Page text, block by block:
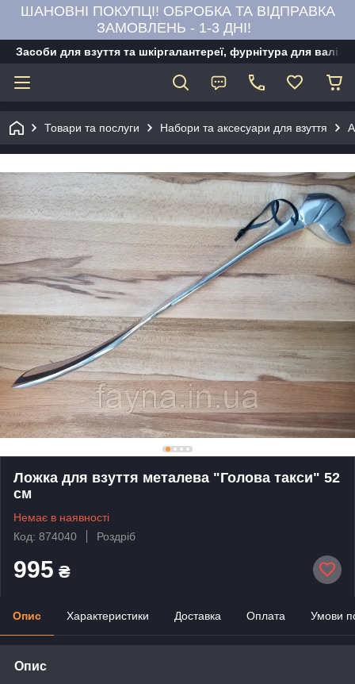
ШАНОВНІ ПОКУПЦІ! ОБРОБКА ТА ВІДПРАВКА
ЗАМОВЛЕНЬ - 1-3 ДНІ!
Засоби для взуття та шкіргалантереї, фурнітура для
Товари та послуги Набори та аксесуари для взуття
Ложка для взуття металева "Голова такси" 52
см
Немає в наявності
Код: 874040
Роздріб
995 ₴
Опис Характеристики Доставка Оплата Умови
Опис